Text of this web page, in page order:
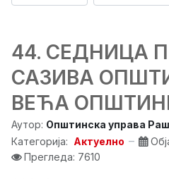
44. СЕДНИЦA
САЗИВА
ВЕЋА
Аутор: Општинска управа
Категорија: Актуелно
Прегледа: 7610